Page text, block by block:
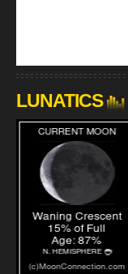
LUNATICS